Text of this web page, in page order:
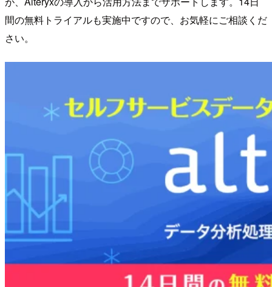
間の無料トライアルも実施中ですので、お気軽にご相談くだ
さい。